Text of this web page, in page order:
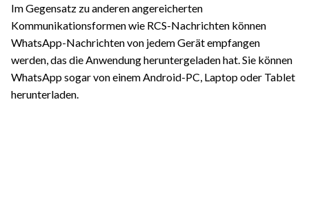
Im Gegensatz zu anderen angereicherten
Kommunikationsformen wie RCS-Nachrichten können
WhatsApp-Nachrichten von jedem Gerät empfangen
werden, das die Anwendung heruntergeladen hat. Sie können
WhatsApp sogar von einem Android-PC, Laptop oder Tablet
herunterladen.